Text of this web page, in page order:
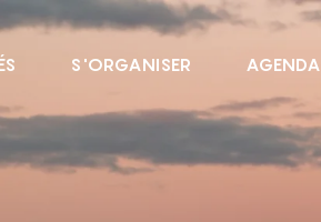
S'ORGANISER AGENDA